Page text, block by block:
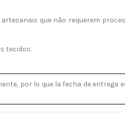
que não requerem
tecidos.
por lo que la fecha de entrega